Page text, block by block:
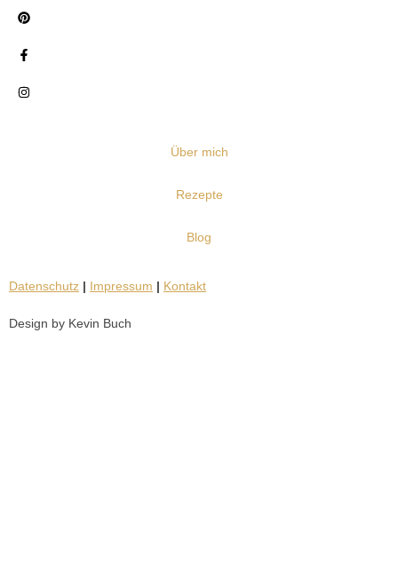
Über mich
Rezepte
Blog
Datenschutz | Impressum | Kontakt
Design by Kevin Buch